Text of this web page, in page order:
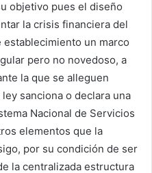
objetivo pues el diseño
la crisis financiera del
establecimiento un marco
pero no novedoso, a
la que se alleguen
sanciona o declara una
Nacional de Servicios
elementos que la
por su condición de ser
la centralizada estructura